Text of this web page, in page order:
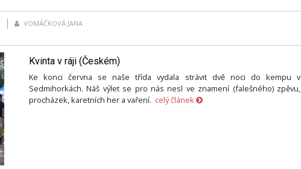
VOMÁČKOVÁ JANA
Kvinta v ráji (Českém)
Ke konci června se naše třída vydala strávit dvě noci do kempu v
Sedmihorkách. Náš výlet se pro nás nesl ve znamení (falešného) zpěvu,
procházek, karetních her a vaření. celý článek